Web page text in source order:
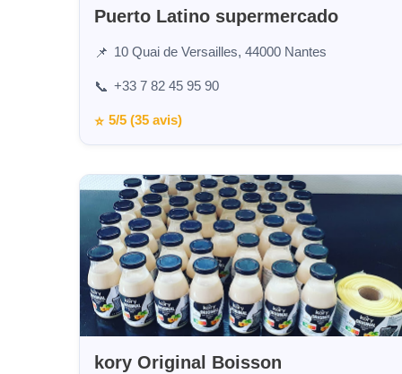
Puerto Latino supermercado
📌 10 Quai de Versailles, 44000 Nantes
📞 +33 7 82 45 95 90
⭐ 5/5 (35 avis)
kory Original Boisson